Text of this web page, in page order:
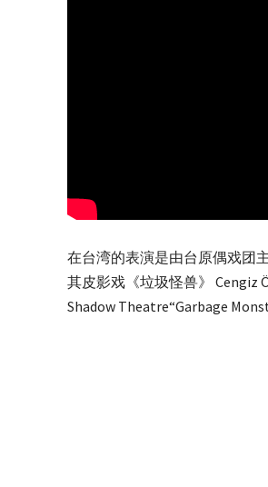
在台湾的表演是由台原偶戏团
其皮影戏《垃圾怪兽》 Cengiz
Shadow Theatre“Garbage